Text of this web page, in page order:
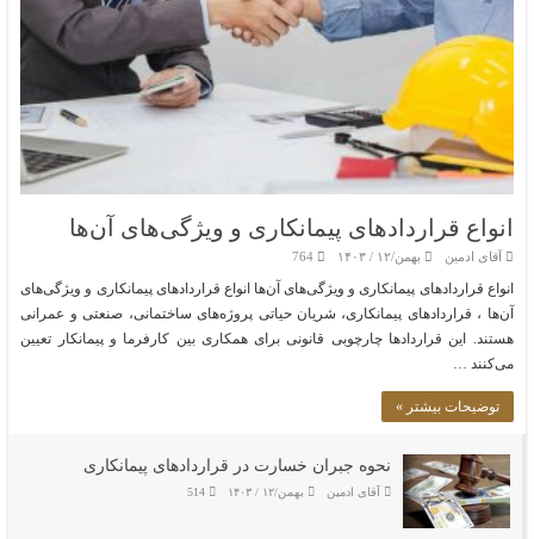
انواع قراردادهای پیمانکاری و ویژگی‌های آن‌ها
آقای ادمین بهمن/۱۲ / ۱۴۰۳ 764
انواع قراردادهای پیمانکاری و ویژگی‌های آن‌ها انواع قراردادهای پیمانکاری و ویژگی‌های
آن‌ها ، قراردادهای پیمانکاری، شریان حیاتی پروژه‌های ساختمانی، صنعتی و عمرانی
هستند. این قراردادها چارچوبی قانونی برای همکاری بین کارفرما و پیمانکار تعیین
می‌کنند …
توضیحات بیشتر »
نحوه جبران خسارت در قراردادهای پیمانکاری
آقای ادمین بهمن/۱۲ / ۱۴۰۳ 514